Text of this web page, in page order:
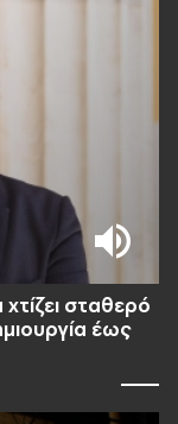
σταθερό
έως